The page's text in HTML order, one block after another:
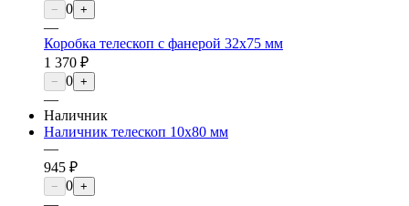
− 0 +
—
Коробка телескоп с фанерой 32х75 мм
1 370 ₽
− 0 +
—
Наличник
Наличник телескоп 10х80 мм
—
945 ₽
− 0 +